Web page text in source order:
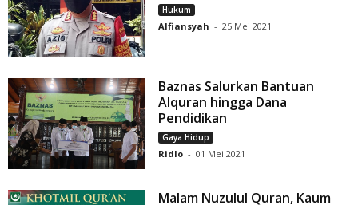
Hukum
Alfiansyah - 25 Mei 2021
Baznas Salurkan Bantuan
Alquran hingga Dana
Pendidikan
Gaya Hidup
Ridlo - 01 Mei 2021
Malam Nuzulul Quran, Kaum